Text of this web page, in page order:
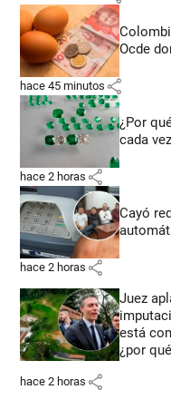
Ocde
hace 45 minutos share
¿Por
cada
hace 2 horas share
Cayó
hace 2 horas share
Juez
está
¿por
hace 2 horas share